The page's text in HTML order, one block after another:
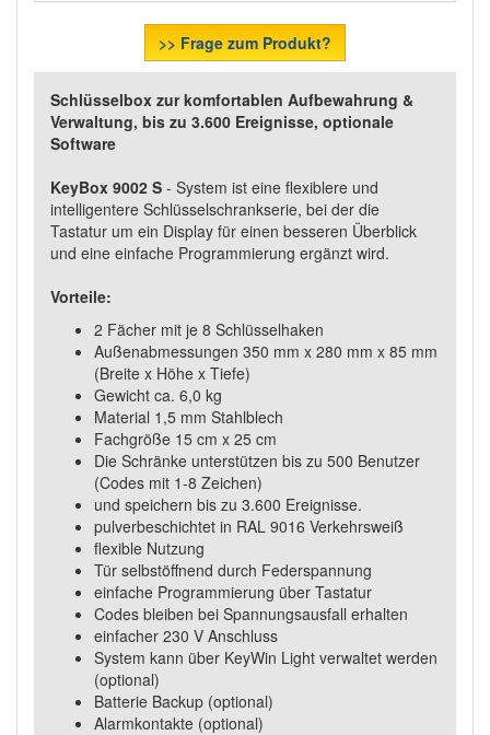
>> Frage zum Produkt?
Schlüsselbox zur komfortablen Aufbewahrung &
Verwaltung, bis zu 3.600 Ereignisse, optionale
Software
KeyBox 9002 S - System ist eine flexiblere und
intelligentere Schlüsselschrankserie, bei der die
Tastatur um ein Display für einen besseren Überblick
und eine einfache Programmierung ergänzt wird.
Vorteile:
2 Fächer mit je 8 Schlüsselhaken
Außenabmessungen 350 mm x 280 mm x 85 mm
(Breite x Höhe x Tiefe)
Gewicht ca. 6,0 kg
Material 1,5 mm Stahlblech
Fachgröße 15 cm x 25 cm
Die Schränke unterstützen bis zu 500 Benutzer
(Codes mit 1-8 Zeichen)
und speichern bis zu 3.600 Ereignisse.
pulverbeschichtet in RAL 9016 Verkehrsweiß
flexible Nutzung
Tür selbstöffnend durch Federspannung
einfache Programmierung über Tastatur
Codes bleiben bei Spannungsausfall erhalten
einfacher 230 V Anschluss
System kann über KeyWin Light verwaltet werden
(optional)
Batterie Backup (optional)
Alarmkontakte (optional)